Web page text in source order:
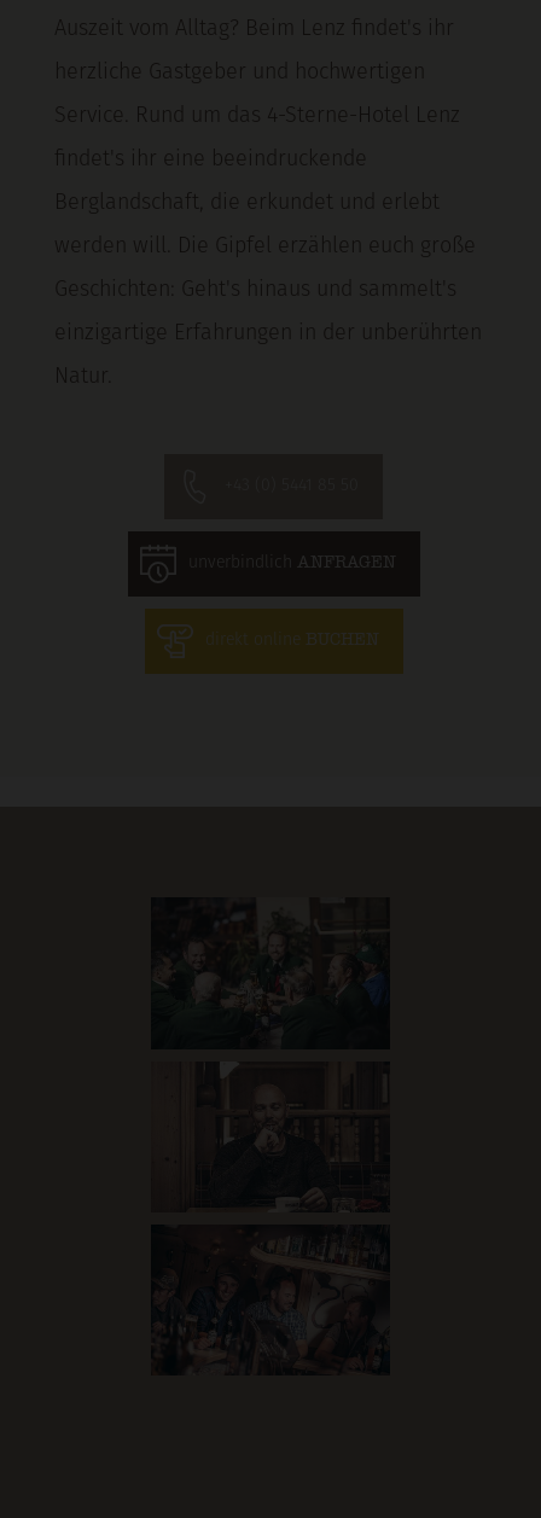
Auszeit vom Alltag? Beim Lenz findet's ihr
herzliche Gastgeber und hochwertigen
Service. Rund um das 4-Sterne-Hotel Lenz
findet's ihr eine beeindruckende
Berglandschaft, die erkundet und erlebt
werden will. Die Gipfel erzählen euch große
Geschichten: Geht's hinaus und sammelt's
einzigartige Erfahrungen in der unberührten
Natur.
unverbindlich ANFRAGEN
direkt online BUCHEN